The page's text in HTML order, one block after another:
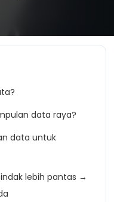
data raya?
data untuk
lebih pantas →